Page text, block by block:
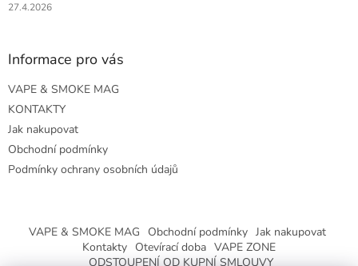
27.4.2026
Informace pro vás
VAPE & SMOKE MAG
KONTAKTY
Jak nakupovat
Obchodní podmínky
Podmínky ochrany osobních údajů
VAPE & SMOKE MAG Obchodní podmínky Jak nakupovat
Kontakty Otevírací doba VAPE ZONE
ODSTOUPENÍ OD KUPNÍ SMLOUVY